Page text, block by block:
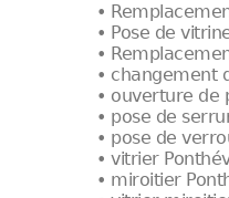
•
• Pose de
•
• changement
• ouverture de
• pose de
• pose de
• vitrier
• miroitier